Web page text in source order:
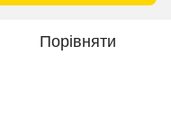
Порівняти